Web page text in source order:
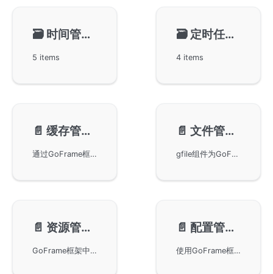
🗃️ 时间管理-gtime
5 items
🗃️ 定时任务-gcron
4 items
📄️ 缓存管理-gcache
通过GoFrame框架中的gcache模块实现缓存管理。了解如何在您的Web开发项目中使用该模块以提高性能和效率，并获取有关缓存策略、配置和最佳实践的深入指导。
📄️ 文件管理-gfile
gfile组件为GoFrame框架提供丰富的文件和目录操作功能，包括文件内容读取、缓存机制、文件复制与移动、目录扫描及文件权限设置等。支持灵活的路径操作与内容替换，优化文件管理与处理效率，是开发者进行文件操作的优选库。
📄️ 资源管理-gres
GoFrame框架中的资源管理技巧，详细讨论了gres模块的使用。通过参考相关核心组件文档，用户可以优化站点资源管理，提高网站整体性能和表现。
📄️ 配置管理-gcfg
使用GoFrame框架中的gcfg模块进行配置管理。gcfg模块支持灵活的应用配置和系统配置，帮助开发者更加高效地管理和组织配置文件，确保应用程序的稳定性与灵活性。